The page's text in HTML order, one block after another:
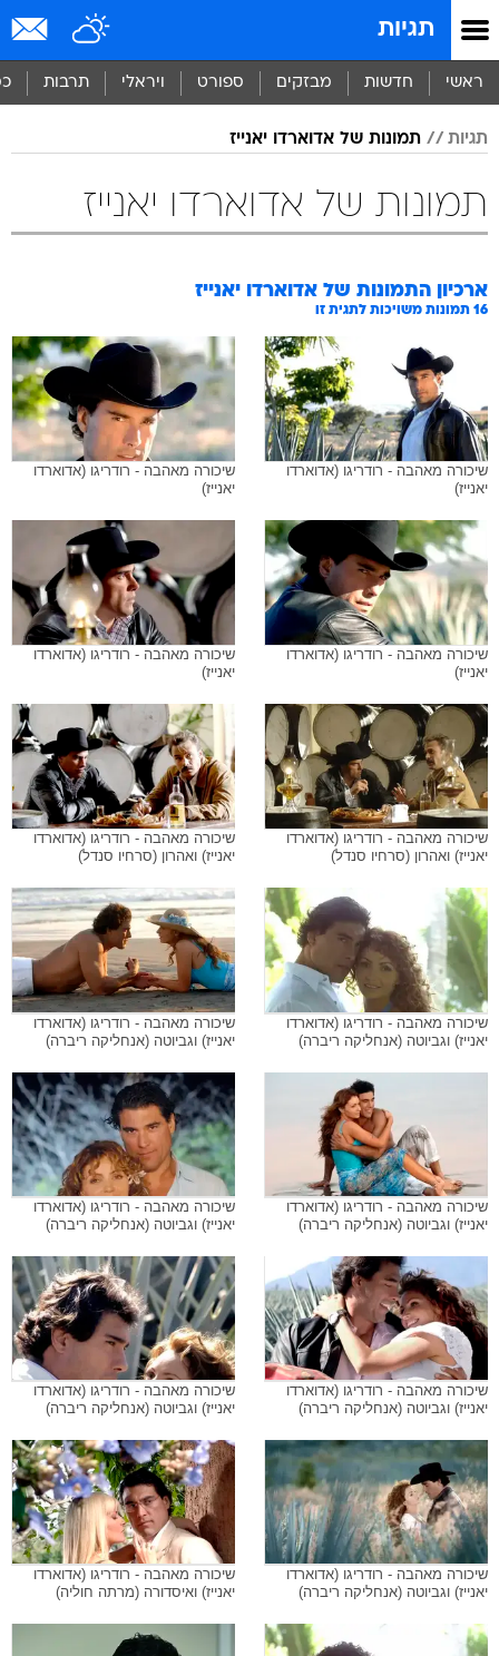
תגיות
ראשי חדשות מבזקים ספורט ויראלי תרבות
תגיות תמונות של אדוארדו יאנייז
תמונות של אדוארדו יאנייז
ארכיון התמונות של אדוארדו יאנייז
16 תמונות משויכות לתגית זו
שיכורה מאהבה - רודריגו (אדוארדו
יאנייז)
שיכורה מאהבה - רודריגו (אדוארדו
יאנייז)
שיכורה מאהבה - רודריגו (אדוארדו
יאנייז)
שיכורה מאהבה - רודריגו (אדוארדו
יאנייז)
שיכורה מאהבה - רודריגו (אדוארדו
יאנייז) ואהרון (סרחיו סנדל)
שיכורה מאהבה - רודריגו (אדוארדו
יאנייז) ואהרון (סרחיו סנדל)
שיכורה מאהבה - רודריגו (אדוארדו
יאנייז) וגביוטה (אנחליקה ריברה)
שיכורה מאהבה - רודריגו (אדוארדו
יאנייז) וגביוטה (אנחליקה ריברה)
שיכורה מאהבה - רודריגו (אדוארדו
יאנייז) וגביוטה (אנחליקה ריברה)
שיכורה מאהבה - רודריגו (אדוארדו
יאנייז) וגביוטה (אנחליקה ריברה)
שיכורה מאהבה - רודריגו (אדוארדו
יאנייז) וגביוטה (אנחליקה ריברה)
שיכורה מאהבה - רודריגו (אדוארדו
יאנייז) וגביוטה (אנחליקה ריברה)
שיכורה מאהבה - רודריגו (אדוארדו
יאנייז) וגביוטה (אנחליקה ריברה)
שיכורה מאהבה - רודריגו (אדוארדו
יאנייז) ואיסדורה (מרתה חוליה)